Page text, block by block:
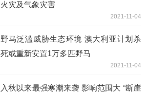
火灾及气象灾害
2021-11-04
野马泛滥威胁生态环境 澳大利亚计划杀
死或重新安置1万多匹野马
2021-11-04
入秋以来最强寒潮来袭 影响范围大 “断崖